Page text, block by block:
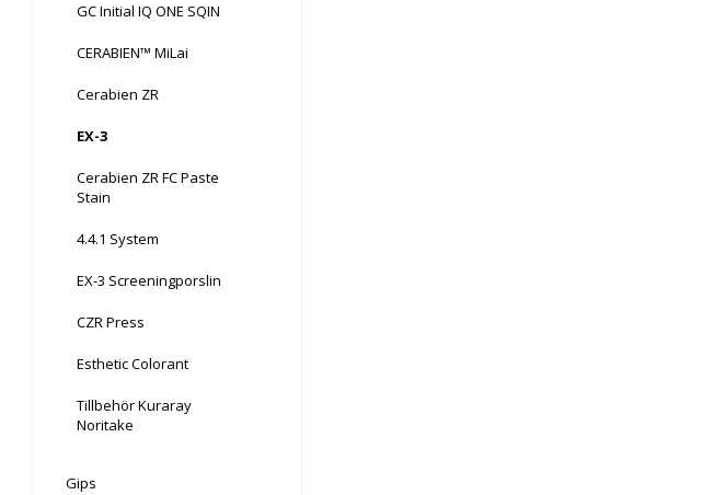
GC Initial IQ ONE SQIN
CERABIEN™ MiLai
Cerabien ZR
EX-3
Cerabien ZR FC Paste
Stain
4.4.1 System
EX-3 Screeningporslin
CZR Press
Esthetic Colorant
Tillbehör Kuraray
Noritake
Gips